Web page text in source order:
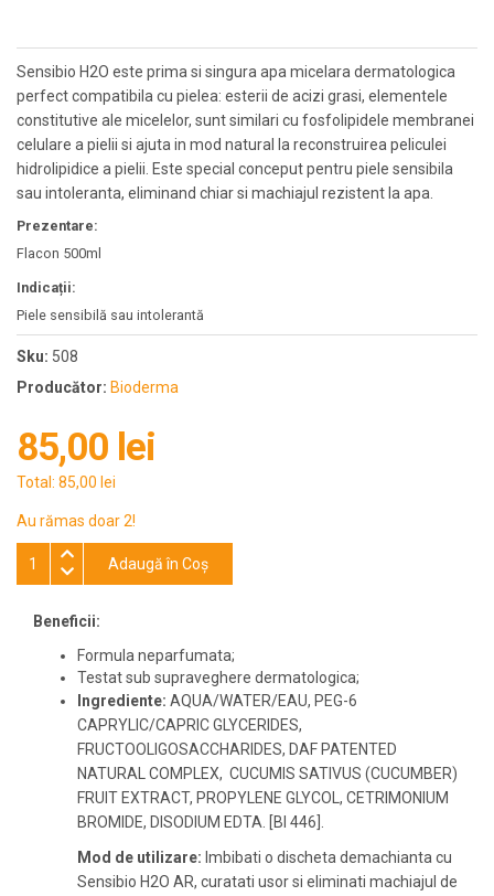
Sensibio H2O este prima si singura apa micelara dermatologica
perfect compatibila cu pielea: esterii de acizi grasi, elementele
constitutive ale micelelor, sunt similari cu fosfolipidele membranei
celulare a pielii si ajuta in mod natural la reconstruirea peliculei
hidrolipidice a pielii. Este special conceput pentru piele sensibila
sau intoleranta, eliminand chiar si machiajul rezistent la apa.
Prezentare:
Flacon 500ml
Indicații:
Piele sensibilă sau intolerantă
Sku: 508
Producător: Bioderma
85,00 lei
Total: 85,00 lei
Au rămas doar 2!
Adaugă în Coş
Beneficii:
Formula neparfumata;
Testat sub supraveghere dermatologica;
Ingrediente: AQUA/WATER/EAU, PEG-6
CAPRYLIC/CAPRIC GLYCERIDES,
FRUCTOOLIGOSACCHARIDES, DAF PATENTED
NATURAL COMPLEX, CUCUMIS SATIVUS (CUCUMBER)
FRUIT EXTRACT, PROPYLENE GLYCOL, CETRIMONIUM
BROMIDE, DISODIUM EDTA. [BI 446].
Mod de utilizare: Imbibati o discheta demachianta cu
Sensibio H2O AR, curatati usor si eliminati machiajul de